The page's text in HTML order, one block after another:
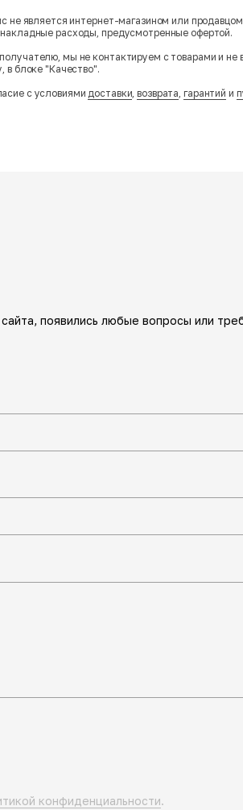
не является интернет-магазином или
расходы, предусмотренные офертой.
мы не контактируем с товарами и не
в блоке "Качество".
с условиямидоставки,возврата, гарантий и
появились любые вопросы или
конфиденциальности.